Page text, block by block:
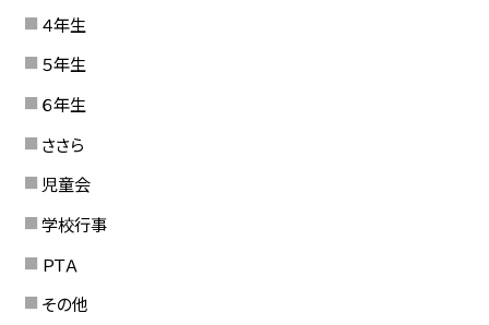
４年生
５年生
６年生
ささら
児童会
学校行事
ＰＴＡ
その他